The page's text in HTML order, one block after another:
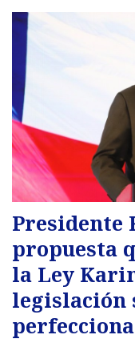
Presidente
propuesta
la Ley
legislación